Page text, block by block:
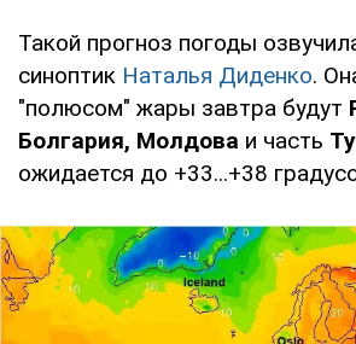
Такой прогноз погоды
синоптик Наталья Диденко.
"полюсом" жары завтра будут
Болгария, Молдова и часть
ожидается до +33...+38